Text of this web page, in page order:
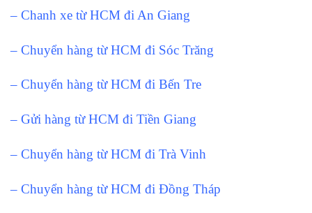
– Chanh xe từ HCM đi An Giang
– Chuyển hàng từ HCM đi Sóc Trăng
– Chuyển hàng từ HCM đi Bến Tre
– Gửi hàng từ HCM đi Tiền Giang
– Chuyển hàng từ HCM đi Trà Vinh
– Chuyển hàng từ HCM đi Đồng Tháp